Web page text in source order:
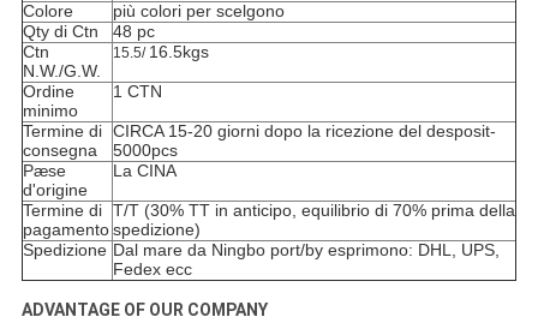
Colore
più colori per scelgono
Qty di Ctn
48 pc
Ctn
N.W./G.W.
15.5/ 16.5kgs
Ordine
minimo
1 CTN
Termine di
consegna
CIRCA 15-20 giorni dopo la ricezione del desposit-
5000pcs
Pæse
d'origine
La CINA
Termine di
pagamento
T/T (30% TT in anticipo, equilibrio di 70% prima della
spedizione)
Spedizione Dal mare da Ningbo port/by esprimono: DHL, UPS,
Fedex ecc
ADVANTAGE OF OUR COMPANY